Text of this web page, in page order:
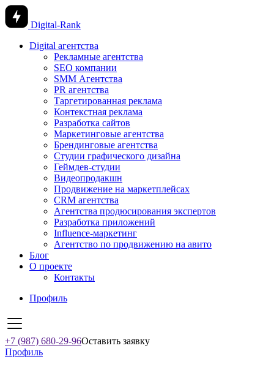
Digital-Rank
Digital агентства
Рекламные агентства
SEO компании
SMM Агентства
PR агентства
Таргетированная реклама
Контекстная реклама
Разработка сайтов
Маркетинговые агентства
Брендинговые агентства
Студии графического дизайна
Геймдев-студии
Видеопродакшн
Продвижение на маркетплейсах
CRM агентства
Агентства продюсирования экспертов
Разработка приложений
Influence-маркетинг
Агентство по продвижению на авито
Блог
О проекте
Контакты
Профиль
+7 (987) 680-29-96Оставить заявку
Профиль